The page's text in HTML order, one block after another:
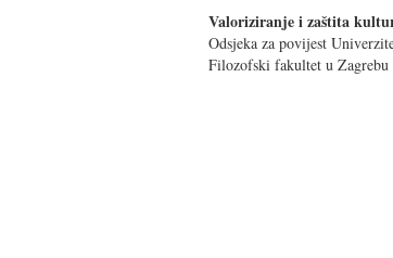
Valoriziranje i zaštita
Odsjeka za povijest
Filozofski fakultet u